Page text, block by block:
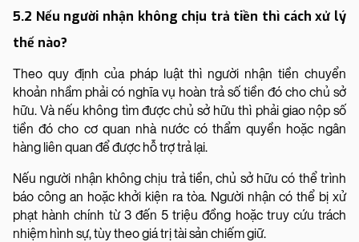
5.2 Nếu người nhận không chịu trả tiền thì cách xử lý
thế nào?
Theo quy định của pháp luật thì người nhận tiền chuyển
khoản nhầm phải có nghĩa vụ hoàn trả số tiền đó cho chủ sở
hữu. Và nếu không tìm được chủ sở hữu thì phải giao nộp số
tiền đó cho cơ quan nhà nước có thẩm quyền hoặc ngân
hàng liên quan để được hỗ trợ trả lại.
Nếu người nhận không chịu trả tiền, chủ sở hữu có thể trình
báo công an hoặc khởi kiện ra tòa. Người nhận có thể bị xử
phạt hành chính từ 3 đến 5 triệu đồng hoặc truy cứu trách
nhiệm hình sự, tùy theo giá trị tài sản chiếm giữ.